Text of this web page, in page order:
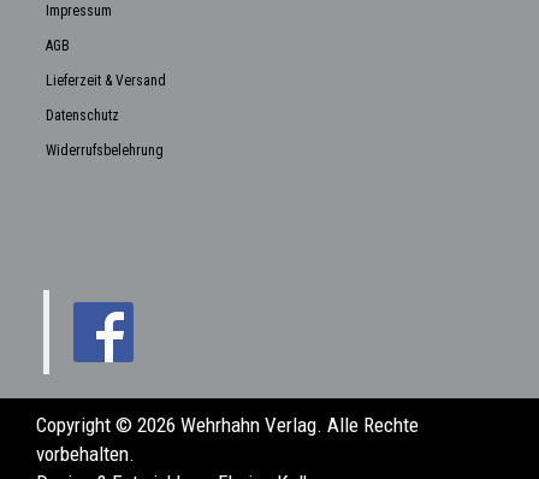
Impressum
AGB
Lieferzeit & Versand
Datenschutz
Widerrufsbelehrung
Copyright © 2026 Wehrhahn Verlag. Alle Rechte
vorbehalten.